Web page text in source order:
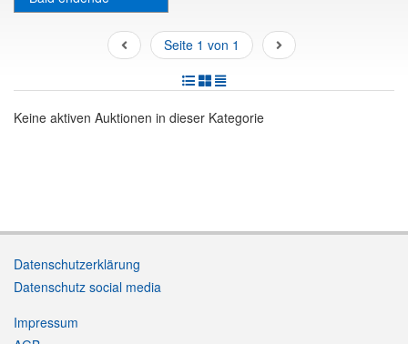
Seite 1 von 1
Keine aktiven Auktionen in dieser Kategorie
Datenschutzerklärung
Datenschutz social media
Impressum